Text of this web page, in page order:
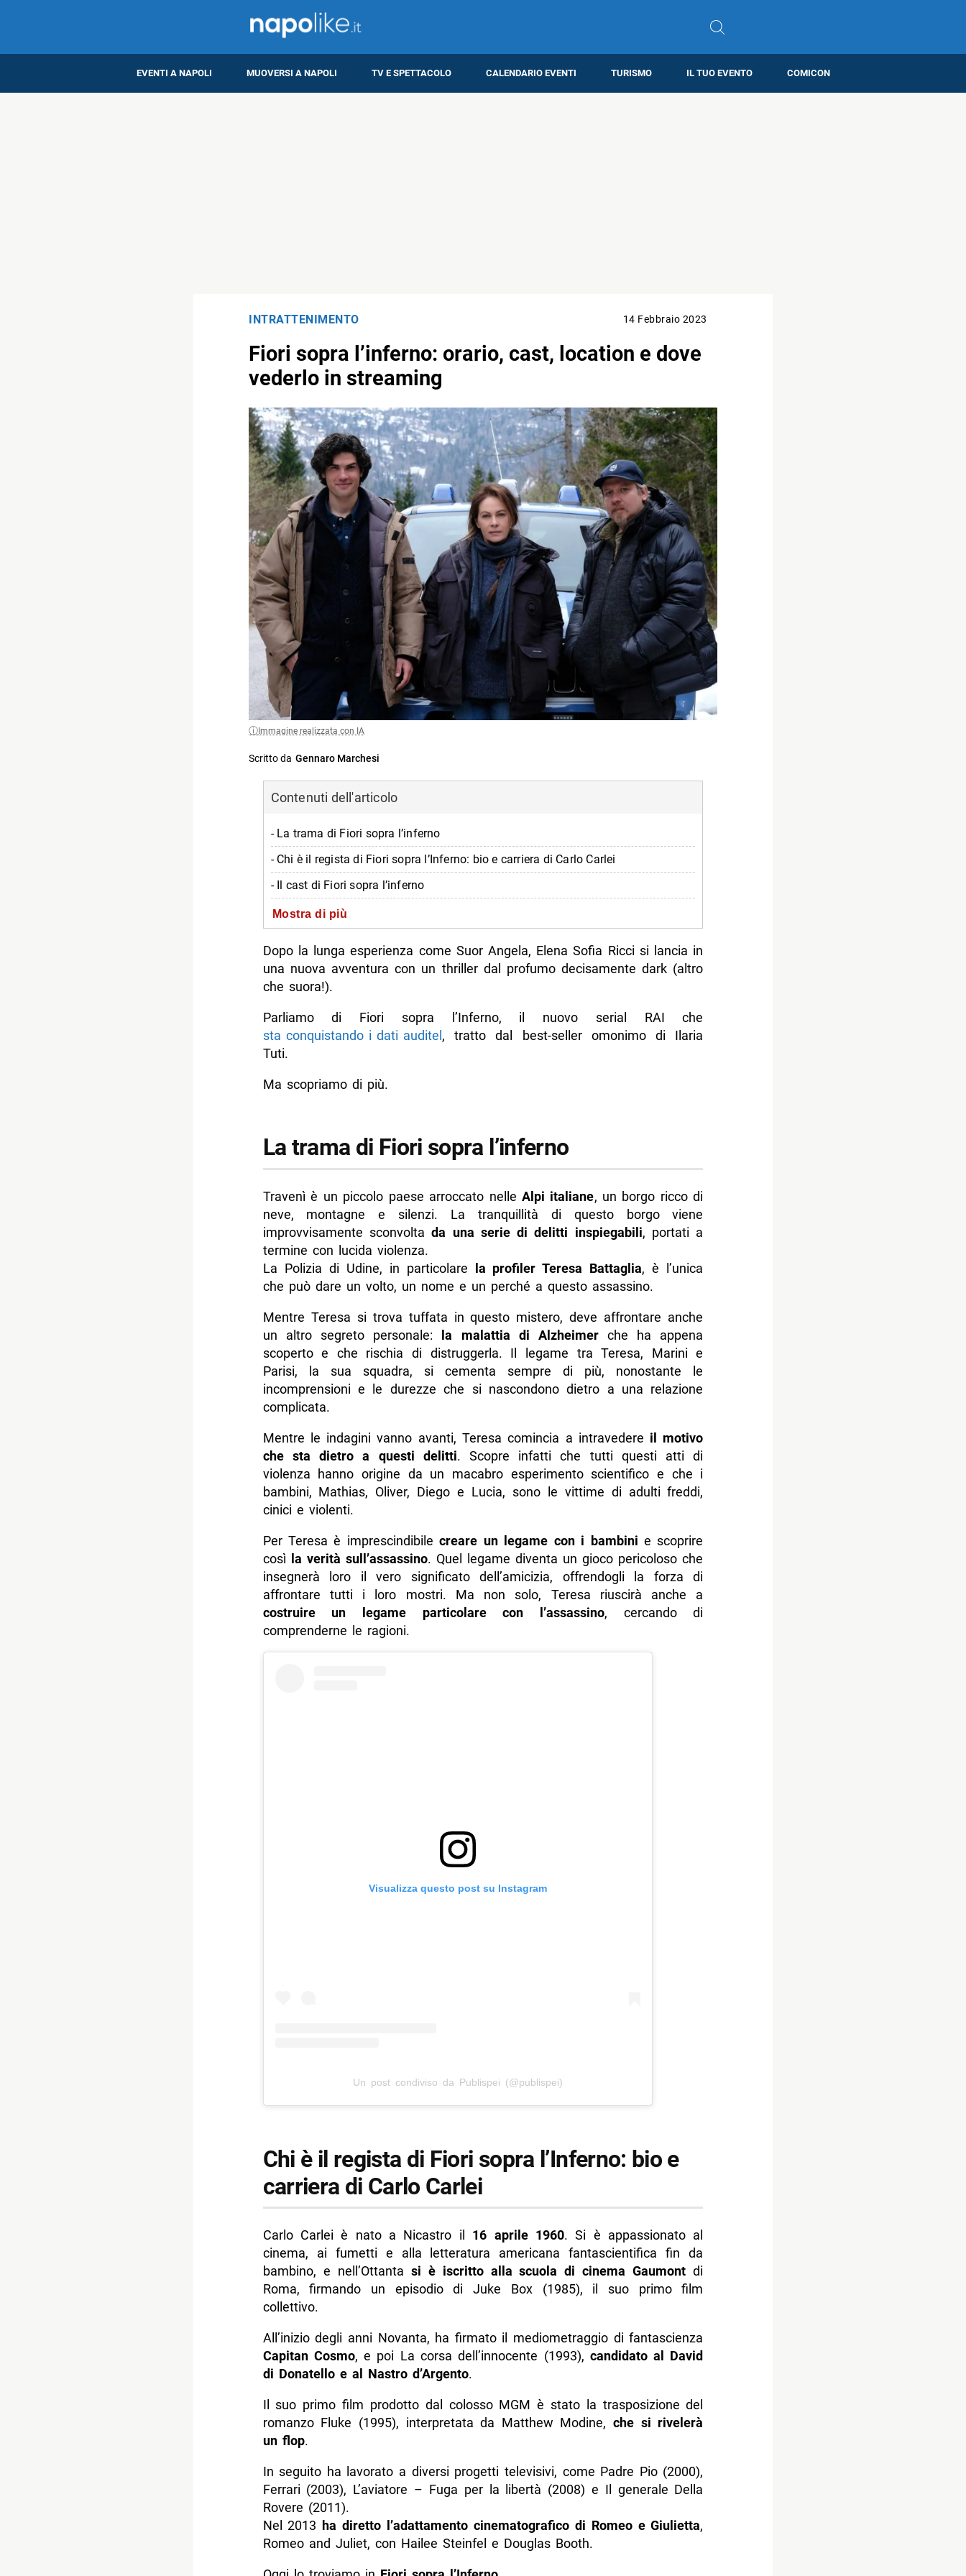
EVENTI A NAPOLI MUOVERSI A NAPOLI TV E SPETTACOLO CALENDARIO EVENTI TURISMO IL TUO EVENTO COMICON
INTRATTENIMENTO 14 Febbraio 2023
Fiori sopra l’inferno: orario, cast, location e dove
vederlo in streaming
Immagine realizzata con IA
Scritto da Gennaro Marchesi
Contenuti dell'articolo
- La trama di Fiori sopra l’inferno
- Chi è il regista di Fiori sopra l’Inferno: bio e carriera di Carlo Carlei
- Il cast di Fiori sopra l’inferno
-- Elena Sofia Ricci
-- Giuseppe Spata
-- Massimo Rigo
-- Urs Remond
-- Gli altri interpreti
- Dove è stato girato Fiori sopra l’inferno
-- L’autrice Ilaria Tuti
- Ci sarà un sequel Fiori sopra l’inferno 2?
- Come vedere Fiori sopra l’inferno in streaming ondemand
-- Scopri di più da Napolike.it
Mostra di più
Dopo la lunga esperienza come Suor Angela, Elena Sofia Ricci si lancia in
una nuova avventura con un thriller dal profumo decisamente dark (altro
che suora!).
Parliamo di Fiori sopra l’Inferno, il nuovo serial RAI che
sta conquistando i dati auditel , tratto dal best-seller omonimo di Ilaria
Tuti.
Ma scopriamo di più.
La trama di Fiori sopra l’inferno
Travenì è un piccolo paese arroccato nelle Alpi italiane, un borgo ricco di
neve, montagne e silenzi. La tranquillità di questo borgo viene
improvvisamente sconvoltada una serie di delitti inspiegabili, portati a
termine con lucida violenza.
La Polizia di Udine, in particolare
la profiler Teresa Battaglia, è l’unica
che può dare un volto, un nome e un perché a questo assassino.
Mentre Teresa si trova tuffata in questo mistero, deve affrontare anche
un altro segreto personale:
la malattia di Alzheimerche ha appena
scoperto e che rischia di distruggerla. Il legame tra Teresa, Marini e
Parisi, la sua squadra, si cementa sempre di più, nonostante le
incomprensioni e le durezze che si nascondono dietro a una relazione
complicata.
Mentre le indagini vanno avanti, Teresa comincia a intravedere il motivo
che sta dietro a questi delitti. Scopre infatti che tutti questi atti di
violenza hanno origine da un macabro esperimento scientifico e che i
bambini, Mathias, Oliver, Diego e Lucia, sono le vittime di adulti freddi,
cinici e violenti.
Per Teresa è imprescindibilecreare un legame con i bambinie scoprire
così
la verità sull’assassino. Quel legame diventa un gioco pericoloso che
insegnerà loro il vero significato dell’amicizia, offrendogli la forza di
affrontare tutti i loro mostri. Ma non solo, Teresa riuscirà anche a
costruire un legame particolare con l’assassino, cercando di
comprenderne le ragioni.
Visualizza questo post su Instagram
Un post condiviso da Publispei (@publispei)
Chi è il regista di Fiori sopra l’Inferno: bio e
carriera di Carlo Carlei
Carlo Carlei è nato a Nicastro il 16 aprile 1960. Si è appassionato al
cinema, ai fumetti e alla letteratura americana fantascientifica fin da
bambino, e nell’Ottanta si è iscritto alla scuola di cinema Gaumontdi
Roma, firmando un episodio di Juke Box (1985), il suo primo film
collettivo.
All’inizio degli anni Novanta, ha firmato il mediometraggio di fantascienza
Capitan Cosmo, e poi La corsa dell’innocente (1993), candidato al David
di Donatello e al Nastro d’Argento.
Il suo primo film prodotto dal colosso MGM è stato la trasposizione del
romanzo Fluke (1995), interpretata da Matthew Modine,che si rivelerà
un flop.
In seguito ha lavorato a diversi progetti televisivi, come Padre Pio (2000),
Ferrari (2003), L’aviatore – Fuga per la libertà (2008) e Il generale Della
Rovere (2011).
Nel 2013 ha diretto l’adattamento cinematografico di Romeo e Giulietta,
Romeo and Juliet, con Hailee Steinfel e Douglas Booth.